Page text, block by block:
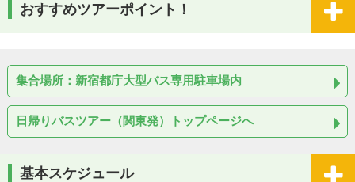
おすすめツアーポイント！
集合場所：新宿都庁大型バス専用駐車場内
日帰りバスツアー（関東発）トップページへ
基本スケジュール